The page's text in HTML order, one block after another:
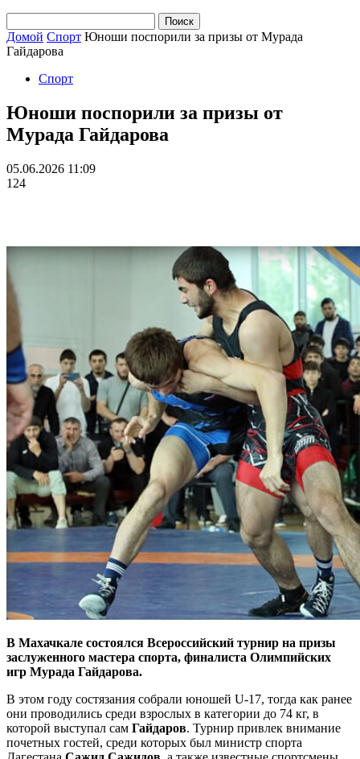
Домой Спорт Юноши поспорили за призы от Мурада
Гайдарова
Спорт
Юноши поспорили за призы от
Мурада Гайдарова
05.06.2026 11:09
124
В Махачкале состоялся Всероссийский турнир на призы
заслуженного мастера спорта, финалиста Олимпийских
игр Мурада Гайдарова.
В этом году состязания собрали юношей U-17, тогда как ранее
они проводились среди взрослых в категории до 74 кг, в
которой выступал сам Гайдаров. Турнир привлек внимание
почетных гостей, среди которых был министр спорта